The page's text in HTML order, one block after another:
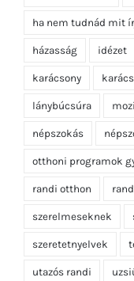
ha nem tudnád mit
házasság idézet
karácsony
lánybúcsúra
népszokás
otthoni programok
randi otthon
szerelmeseknek
szeretetnyelvek
utazós randi